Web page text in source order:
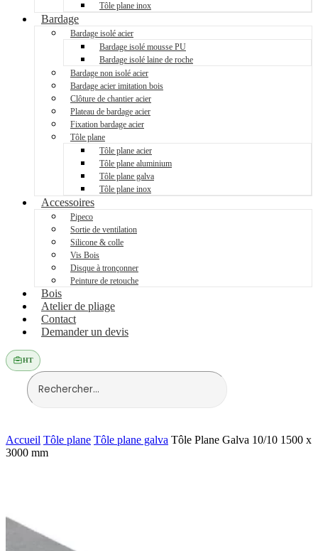
Tôle plane inox
Bardage
Bardage isolé acier
Bardage isolé mousse PU
Bardage isolé laine de roche
Bardage non isolé acier
Bardage acier imitation bois
Clôture de chantier acier
Plateau de bardage acier
Fixation bardage acier
Tôle plane
Tôle plane acier
Tôle plane aluminium
Tôle plane galva
Tôle plane inox
Accessoires
Pipeco
Sortie de ventilation
Silicone & colle
Vis Bois
Disque à tronçonner
Peinture de retouche
Bois
Atelier de pliage
Contact
Demander un devis
HT
Accueil Tôle plane Tôle plane galva Tôle Plane Galva 10/10 1500 x
3000 mm